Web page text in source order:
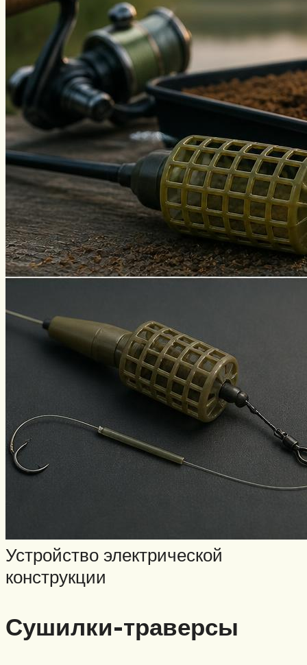
Устройство электрической
конструкции
Сушилки-траверсы